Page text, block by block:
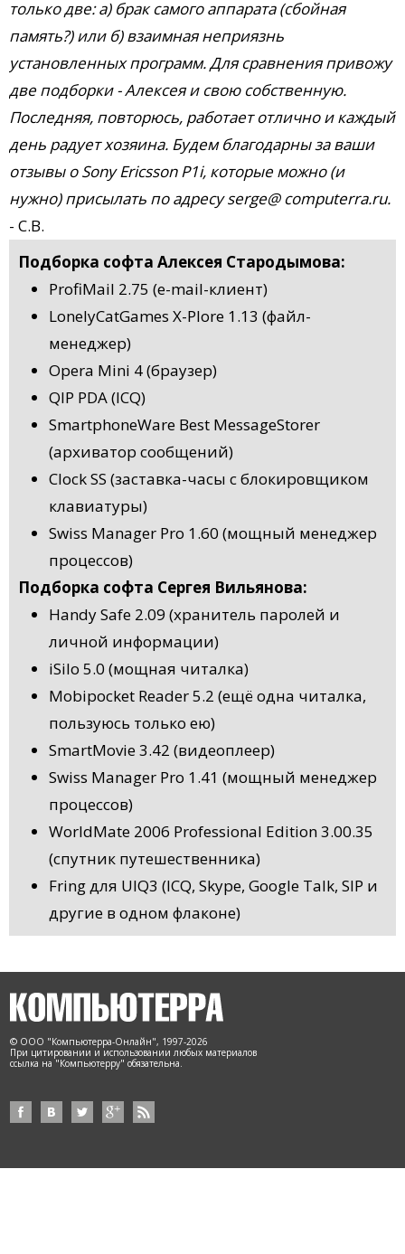
только две: а) брак самого аппарата (сбойная
память?) или б) взаимная неприязнь
установленных программ. Для сравнения привожу
две подборки - Алексея и свою собственную.
Последняя, повторюсь, работает отлично и каждый
день радует хозяина. Будем благодарны за ваши
отзывы о Sony Ericsson P1i, которые можно (и
нужно) присылать по адресу serge@ computerra.ru.
- С.В.
Подборка софта Алексея Стародымова:
ProfiMail 2.75 (e-mail-клиент)
LonelyCatGames X-Plore 1.13 (файл-
менеджер)
Opera Mini 4 (браузер)
QIP PDA (ICQ)
SmartphoneWare Best MessageStorer
(архиватор сообщений)
Clock SS (заставка-часы с блокировщиком
клавиатуры)
Swiss Manager Pro 1.60 (мощный менеджер
процессов)
Подборка софта Сергея Вильянова:
Handy Safe 2.09 (хранитель паролей и
личной информации)
iSilo 5.0 (мощная читалка)
Mobipocket Reader 5.2 (ещё одна читалка,
пользуюсь только ею)
SmartMovie 3.42 (видеоплеер)
Swiss Manager Pro 1.41 (мощный менеджер
процессов)
WorldMate 2006 Professional Edition 3.00.35
(спутник путешественника)
Fring для UIQ3 (ICQ, Skype, Google Talk, SIP и
другие в одном флаконе)
© ООО "Компьютерра-Онлайн", 1997-2026
При цитировании и использовании любых материалов
ссылка на "Компьютерру" обязательна.